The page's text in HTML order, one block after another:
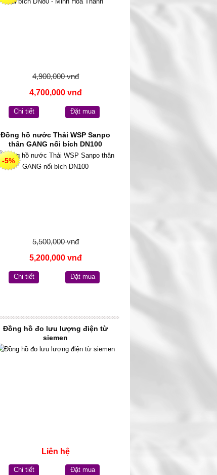
4,900,000 vnđ
4,700,000 vnđ
Chi tiết Đặt mua
Đồng hồ nước Thải WSP Sanpo
thân GANG nối bích DN100
-5%
5,500,000 vnđ
5,200,000 vnđ
Chi tiết Đặt mua
Đồng hồ đo lưu lượng điện từ
siemen
Liên hệ
Chi tiết Đặt mua